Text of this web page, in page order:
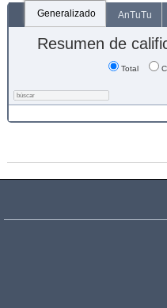
Generalizado AnTuTu
Resumen de
Total